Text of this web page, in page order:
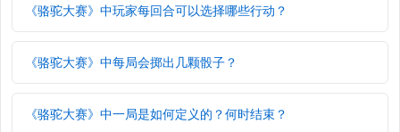
《骆驼大赛》中玩家每回合可以选择哪些行动？
《骆驼大赛》中每局会掷出几颗骰子？
《骆驼大赛》中一局是如何定义的？何时结束？